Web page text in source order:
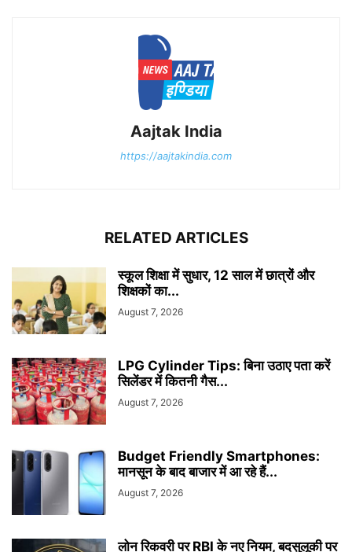
Aajtak India
https://aajtakindia.com
RELATED ARTICLES
स्कूल शिक्षा में सुधार, 12 साल में छात्रों और
शिक्षकों का...
August 7, 2026
LPG Cylinder Tips: बिना उठाए पता करें
सिलेंडर में कितनी गैस...
August 7, 2026
Budget Friendly Smartphones:
मानसून के बाद बाजार में आ रहे हैं...
August 7, 2026
लोन रिकवरी पर RBI के नए नियम, बदसुलूकी पर